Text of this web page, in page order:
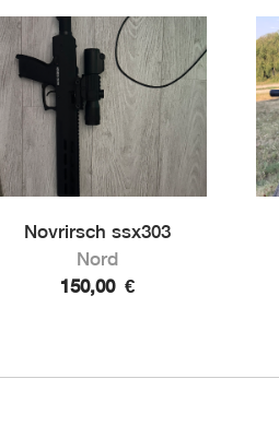
Novrirsch ssx303
Nord
150,00 €